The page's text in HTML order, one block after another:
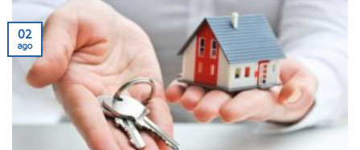
02
ago